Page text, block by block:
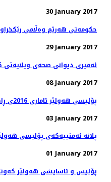
30 January 2017
29 January 2017
ئەمیری دیوانی صحەی
08 January 2017
پۆلیسی هەولێر ئاماری 2016ی ڕاگەیاند
03 January 2017
پلانە ئەمنییەكەی پۆلیسی هەولێر 100%
01 January 2017
پۆلیس و ئاسایشی هەولێر